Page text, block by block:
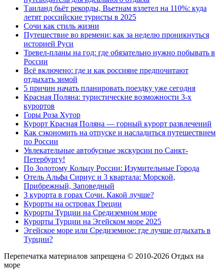
Таиланд бьёт рекорды, Вьетнам взлетел на 110%: куда
летят российские туристы в 2025
Сочи как стиль жизни
Путешествие во времени: как за неделю проникнуться
историей Руси
Тревел-планы на год: где обязательно нужно побывать в
России
Всё включено: где и как россияне предпочитают
отдыхать зимой
5 причин начать планировать поездку уже сегодня
Красная Поляна: туристические возможности 3-х
курортов
Горы Роза Хутор
Курорт Красная Поляна — горный курорт развлечений
Как сэкономить на отпуске и насладиться путешествием
по России
Увлекательные автобусные экскурсии по Санкт-
Петербургу!
По Золотому Кольцу России: Изумительные Города
Отель Альфа Сириус и 3 квартала: Морской,
Прибрежный, Заповедный
3 курорта в горах Сочи. Какой лучше?
Курорты на островах Греции
Курорты Турции на Средиземном море
Курорты Турции на Эгейском море 2025
Эгейское море или Средиземное: где лучше отдыхать в
Турции?
Перепечатка материалов запрещена © 2010-2026 Отдых на
море